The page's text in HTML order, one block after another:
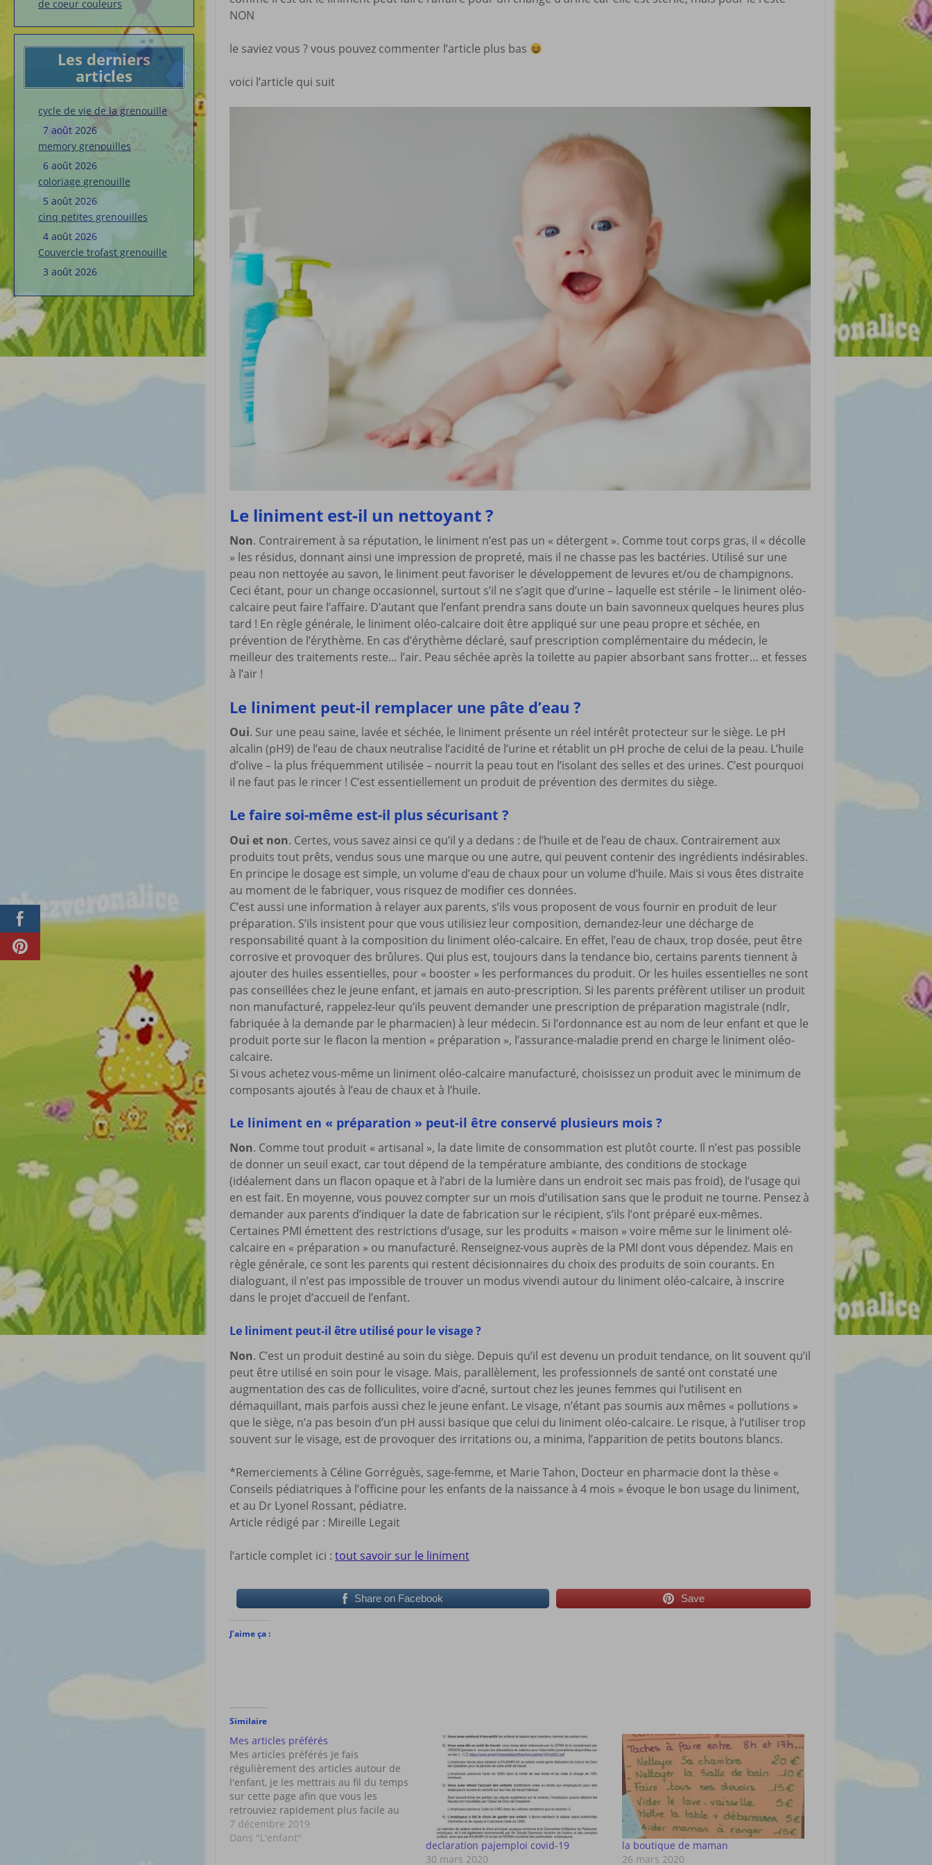
de coeur couleurs
Les derniers
articles
cycle de vie de la grenouille
7 août 2026
memory grenouilles
6 août 2026
coloriage grenouille
5 août 2026
cinq petites grenouilles
4 août 2026
Couvercle trofast grenouille
3 août 2026
NON
le saviez vous ? vous pouvez commenter l’article plus bas
voici l’article qui suit
Le liniment est-il un nettoyant ?
Non. Contrairement à sa réputation, le liniment n’est pas un « détergent ». Comme tout corps gras, il « décolle
» les résidus, donnant ainsi une impression de propreté, mais il ne chasse pas les bactéries. Utilisé sur une
peau non nettoyée au savon, le liniment peut favoriser le développement de levures et/ou de champignons.
Ceci étant, pour un change occasionnel, surtout s’il ne s’agit que d’urine – laquelle est stérile – le liniment oléo-
calcaire peut faire l’affaire. D’autant que l’enfant prendra sans doute un bain savonneux quelques heures plus
tard ! En règle générale, le liniment oléo-calcaire doit être appliqué sur une peau propre et séchée, en
prévention de l’érythème. En cas d’érythème déclaré, sauf prescription complémentaire du médecin, le
meilleur des traitements reste… l’air. Peau séchée après la toilette au papier absorbant sans frotter… et fesses
à l’air !
Le liniment peut-il remplacer une pâte d’eau ?
Oui. Sur une peau saine, lavée et séchée, le liniment présente un réel intérêt protecteur sur le siège. Le pH
alcalin (pH9) de l’eau de chaux neutralise l’acidité de l’urine et rétablit un pH proche de celui de la peau. L’huile
d’olive – la plus fréquemment utilisée – nourrit la peau tout en l’isolant des selles et des urines. C’est pourquoi
il ne faut pas le rincer ! C’est essentiellement un produit de prévention des dermites du siège.
Le faire soi-même est-il plus sécurisant ?
Oui et non. Certes, vous savez ainsi ce qu’il y a dedans : de l’huile et de l’eau de chaux. Contrairement aux
produits tout prêts, vendus sous une marque ou une autre, qui peuvent contenir des ingrédients indésirables.
En principe le dosage est simple, un volume d’eau de chaux pour un volume d’huile. Mais si vous êtes distraite
au moment de le fabriquer, vous risquez de modifier ces données.
C’est aussi une information à relayer aux parents, s’ils vous proposent de vous fournir en produit de leur
préparation. S’ils insistent pour que vous utilisiez leur composition, demandez-leur une décharge de
responsabilité quant à la composition du liniment oléo-calcaire. En effet, l’eau de chaux, trop dosée, peut être
corrosive et provoquer des brûlures. Qui plus est, toujours dans la tendance bio, certains parents tiennent à
ajouter des huiles essentielles, pour « booster » les performances du produit. Or les huiles essentielles ne sont
pas conseillées chez le jeune enfant, et jamais en auto-prescription. Si les parents préfèrent utiliser un produit
non manufacturé, rappelez-leur qu’ils peuvent demander une prescription de préparation magistrale (ndlr,
fabriquée à la demande par le pharmacien) à leur médecin. Si l’ordonnance est au nom de leur enfant et que le
produit porte sur le flacon la mention « préparation », l’assurance-maladie prend en charge le liniment oléo-
calcaire.
Si vous achetez vous-même un liniment oléo-calcaire manufacturé, choisissez un produit avec le minimum de
composants ajoutés à l’eau de chaux et à l’huile.
Le liniment en « préparation » peut-il être conservé plusieurs mois ?
Non. Comme tout produit « artisanal », la date limite de consommation est plutôt courte. Il n’est pas possible
de donner un seuil exact, car tout dépend de la température ambiante, des conditions de stockage
(idéalement dans un flacon opaque et à l’abri de la lumière dans un endroit sec mais pas froid), de l’usage qui
en est fait. En moyenne, vous pouvez compter sur un mois d’utilisation sans que le produit ne tourne. Pensez à
demander aux parents d’indiquer la date de fabrication sur le récipient, s’ils l’ont préparé eux-mêmes.
Certaines PMI émettent des restrictions d’usage, sur les produits « maison » voire même sur le liniment olé-
calcaire en « préparation » ou manufacturé. Renseignez-vous auprès de la PMI dont vous dépendez. Mais en
règle générale, ce sont les parents qui restent décisionnaires du choix des produits de soin courants. En
dialoguant, il n’est pas impossible de trouver un modus vivendi autour du liniment oléo-calcaire, à inscrire
dans le projet d’accueil de l’enfant.
Le liniment peut-il être utilisé pour le visage ?
Non. C’est un produit destiné au soin du siège. Depuis qu’il est devenu un produit tendance, on lit souvent qu’il
peut être utilisé en soin pour le visage. Mais, parallèlement, les professionnels de santé ont constaté une
augmentation des cas de folliculites, voire d’acné, surtout chez les jeunes femmes qui l’utilisent en
démaquillant, mais parfois aussi chez le jeune enfant. Le visage, n’étant pas soumis aux mêmes « pollutions »
que le siège, n’a pas besoin d’un pH aussi basique que celui du liniment oléo-calcaire. Le risque, à l’utiliser trop
souvent sur le visage, est de provoquer des irritations ou, a minima, l’apparition de petits boutons blancs.
*Remerciements à Céline Gorréguès, sage-femme, et Marie Tahon, Docteur en pharmacie dont la thèse «
Conseils pédiatriques à l’officine pour les enfants de la naissance à 4 mois » évoque le bon usage du liniment,
et au Dr Lyonel Rossant, pédiatre.
Article rédigé par : Mireille Legait
l’article complet ici : tout savoir sur le liniment
Share on Facebook Save
J’aime ça :
Similaire
Mes articles préférés
Mes articles préférés Je fais
régulièrement des articles autour de
l'enfant, je les mettrais au fil du temps
sur cette page afin que vous les
retrouviez rapidement plus facile au
niveau navigation du site La propreté
du 10/05/2019 Les médicaments
7 décembre 2019
Dans "L'enfant"
declaration pajemploi covid-19
30 mars 2020
la boutique de maman
26 mars 2020